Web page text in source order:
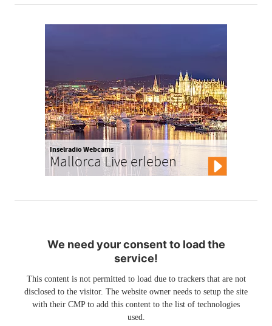
Inselradio Webcams
Mallorca Live erleben
We need your consent to load the
service!
This content is not permitted to load due to trackers that are not
disclosed to the visitor. The website owner needs to setup the site
with their CMP to add this content to the list of technologies
used.